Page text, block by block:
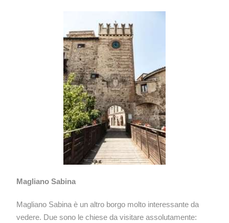
Magliano Sabina
Magliano Sabina è un altro borgo molto interessante da
vedere. Due sono le chiese da visitare assolutamente: